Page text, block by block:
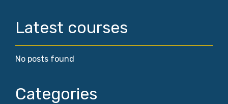
Latest courses
No posts found
Categories